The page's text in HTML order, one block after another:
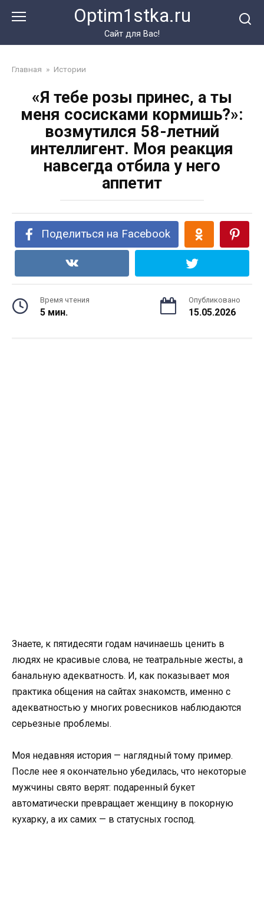
Optim1stka.ru
Сайт для Вас!
Главная » Истории
«Я тебе розы принес, а ты
меня сосисками кормишь?»:
возмутился 58-летний
интеллигент. Моя реакция
навсегда отбила у него
аппетит
Поделиться на Facebook
Время чтения
5 мин.
Опубликовано
15.05.2026
Знаете, к пятидесяти годам начинаешь ценить в
людях не красивые слова, не театральные жесты, а
банальную адекватность. И, как показывает моя
практика общения на сайтах знакомств, именно с
адекватностью у многих ровесников наблюдаются
серьезные проблемы.
Моя недавняя история — наглядный тому пример.
После нее я окончательно убедилась, что некоторые
мужчины свято верят: подаренный букет
автоматически превращает женщину в покорную
кухарку, а их самих — в статусных господ.